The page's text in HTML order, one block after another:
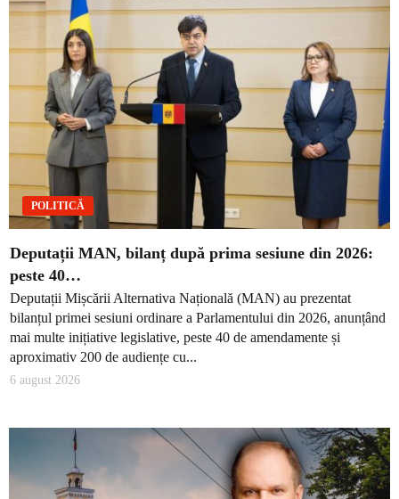
POLITICĂ
Deputații MAN, bilanț după prima sesiune din 2026:
peste 40…
Deputații Mișcării Alternativa Națională (MAN) au prezentat
bilanțul primei sesiuni ordinare a Parlamentului din 2026, anunțând
mai multe inițiative legislative, peste 40 de amendamente și
aproximativ 200 de audiențe cu...
6 august 2026